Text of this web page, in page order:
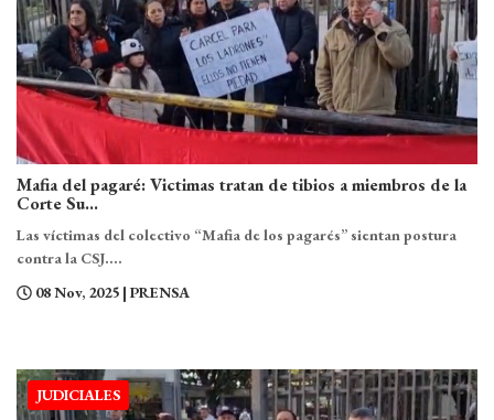
Mafia del pagaré: Victimas tratan de tibios a miembros de la
Corte Su...
Las víctimas del colectivo “Mafia de los pagarés” sientan postura
contra la CSJ....
08 Nov, 2025 | PRENSA
JUDICIALES